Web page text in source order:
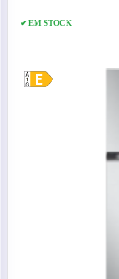
✔ EM STOCK